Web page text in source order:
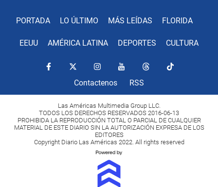
PORTADA LO ÚLTIMO MÁS LEÍDAS FLORIDA
EEUU AMÉRICA LATINA DEPORTES CULTURA
Contactenos RSS
Las Américas Multimedia Group LLC.
TODOS LOS DERECHOS RESERVADOS 2016-06-13
PROHIBIDA LA REPRODUCCIÓN TOTAL O PARCIAL DE CUALQUIER
MATERIAL DE ESTE DIARIO SIN LA AUTORIZACIÓN EXPRESA DE LOS
EDITORES
Copyright Diario Las Américas 2022. All rights reserved